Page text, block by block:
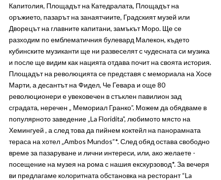
Капитолия, Площадът на Катедралата, Площадът на
оръжието, пазарът на занаятчиите, Градският музей или
Дворецът на главните капитани, замъкът Моро. Ще се
разходим по емблематичния булевард Малекон, където
кубинските музиканти ще ни развеселят с чудесната си музика
и после ще видим как нацията отдава почит на своята история.
Площадът на революцията се представя с мемориала на Хосе
Марти, а десантът на Фидел, Че Гевара и още 80
революционери е увековечен в стъклен павилион зад
сградата, неречен „ Мемориал Гранко”. Можем да обядваме в
популярното заведение „La Floridita”, любимото място на
Хемингуей , а след това да пийнем коктейл на панорамната
тераса на хотел „Ambos Mundos”*. След обяд остава свободно
време за пазаруване и лични интереси, или, ако желаете -
посещение на музея на рома с нашия екскурзовод*. За вечеря
ви предлагаме колоритната обстановка на ресторант “La